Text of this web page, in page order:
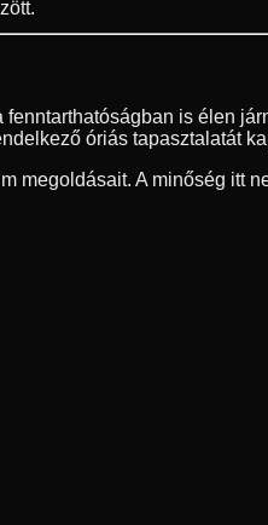
is élen
óriás tapasztalatát
megoldásait. A minőség itt